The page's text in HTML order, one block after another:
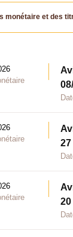
monétaire et des